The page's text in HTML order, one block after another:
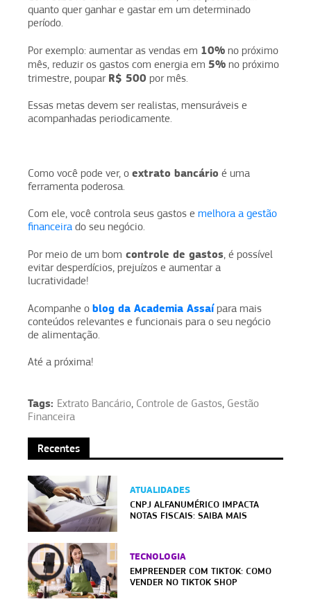
quanto quer ganhar e gastar em um determinado
período.
Por exemplo: aumentar as vendas em 10% no próximo
mês, reduzir os gastos com energia em 5% no próximo
trimestre, poupar R$ 500 por mês.
Essas metas devem ser realistas, mensuráveis e
acompanhadas periodicamente.
Como você pode ver, o extrato bancário é uma
ferramenta poderosa.
Com ele, você controla seus gastos e melhora a gestão
financeira do seu negócio.
Por meio de um bom controle de gastos, é possível
evitar desperdícios, prejuízos e aumentar a
lucratividade!
Acompanhe o blog da Academia Assaípara mais
conteúdos relevantes e funcionais para o seu negócio
de alimentação.
Até a próxima!
Tags: Extrato Bancário, Controle de Gastos, Gestão
Financeira
Recentes
ATUALIDADES
CNPJ ALFANUMÉRICO IMPACTA
NOTAS FISCAIS: SAIBA MAIS
TECNOLOGIA
EMPREENDER COM TIKTOK: COMO
VENDER NO TIKTOK SHOP